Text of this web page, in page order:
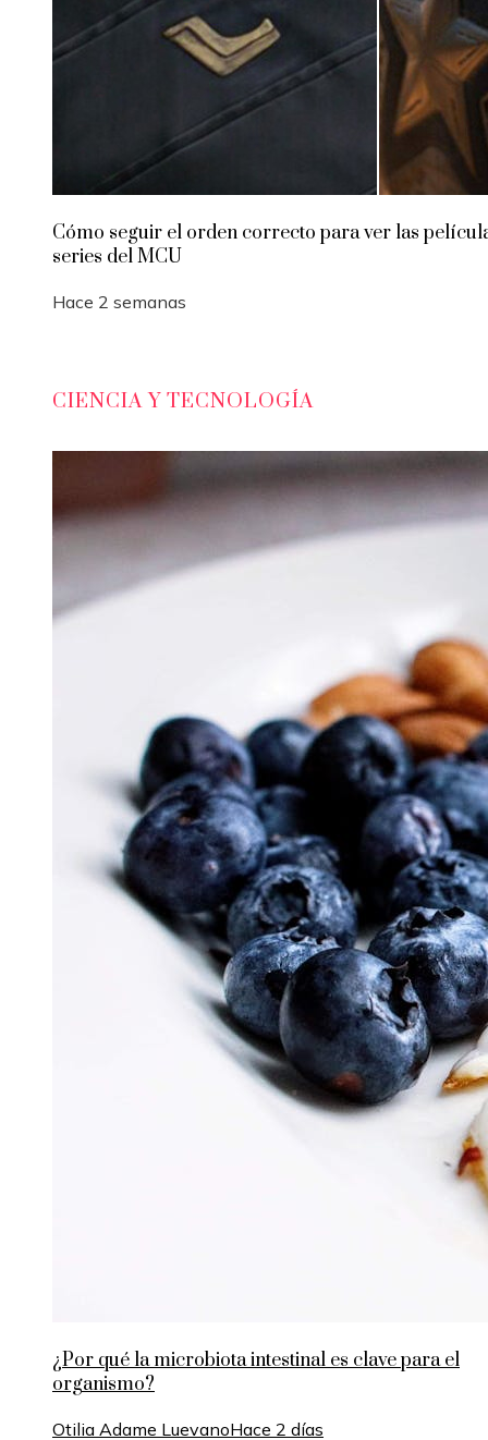
Cómo seguir el orden correcto para ver las
series del MCU
Hace 2 semanas
CIENCIA Y TECNOLOGÍA
¿Por qué la microbiota intestinal es clave para el
organismo?
Otilia Adame LuevanoHace 2 días